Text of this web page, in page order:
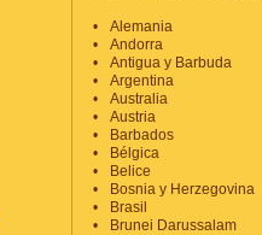
Alemania
Andorra
Antigua y Barbuda
Argentina
Australia
Austria
Barbados
Bélgica
Belice
Bosnia y Herzegovina
Brasil
Brunei Darussalam